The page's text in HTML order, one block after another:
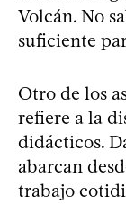
Volcán. No
suficiente
Otro de los
refiere a la
didácticos.
abarcan
trabajo